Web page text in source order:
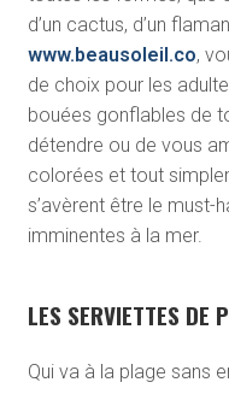
d’un cactus, d’un
www.beausoleil.co,
de choix pour les
bouées gonflables de
détendre ou de vous
colorées et tout
s’avèrent être le must-
imminentes à la mer.
LES SERVIETTES DE
Qui va à la plage sans